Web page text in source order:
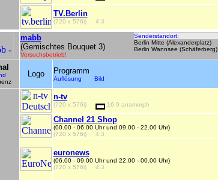
TV.Berlin
(720 x 576i) 4:3
mabb
(Gemischtes Bouquet 3)
Versuchsbetrieb!
Senderstandort:
Berlin Mitte (Alexanderplatz)
Berlin Wannsee (Schäferberg)
Logo Programm
Auflösung Bild
n-tv
(720 x 576i) 16:9 anamorph
Channel 21 Shop
(00.00 - 06.00 Uhr und 09.00 - 22.00 Uhr)
(720 x 576i)
4:3
euronews
(06.00 - 09.00 Uhr und 22.00 - 00.00 Uhr)
(720 x 576i)
4:3